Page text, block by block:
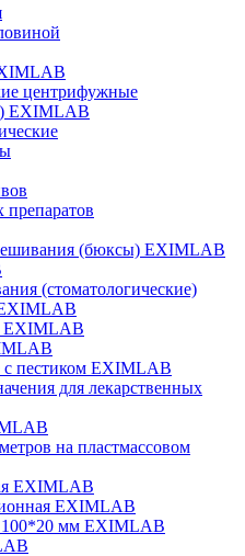
центрифужные
EXIMLAB
препаратов
(бюксы) EXIMLAB
(стоматологические)
EXIMLAB
с пестиком EXIMLAB
для лекарственных
на пластмассовом
EXIMLAB
EXIMLAB
мм EXIMLAB